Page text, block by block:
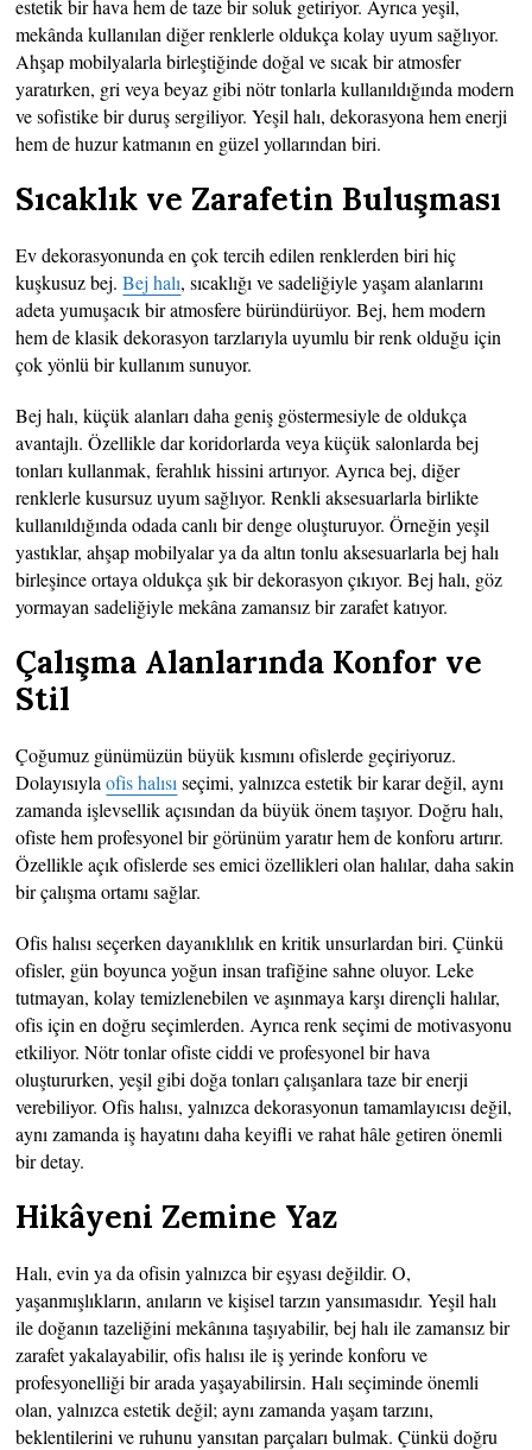
estetik bir hava hem de taze bir soluk getiriyor. Ayrıca yeşil,
mekânda kullanılan diğer renklerle oldukça kolay uyum sağlıyor.
Ahşap mobilyalarla birleştiğinde doğal ve sıcak bir atmosfer
yaratırken, gri veya beyaz gibi nötr tonlarla kullanıldığında modern
ve sofistike bir duruş sergiliyor. Yeşil halı, dekorasyona hem enerji
hem de huzur katmanın en güzel yollarından biri.
Sıcaklık ve Zarafetin Buluşması
Ev dekorasyonunda en çok tercih edilen renklerden biri hiç
kuşkusuz bej.Bej halı, sıcaklığı ve sadeliğiyle yaşam alanlarını
adeta yumuşacık bir atmosfere büründürüyor. Bej, hem modern
hem de klasik dekorasyon tarzlarıyla uyumlu bir renk olduğu için
çok yönlü bir kullanım sunuyor.
Bej halı, küçük alanları daha geniş göstermesiyle de oldukça
avantajlı. Özellikle dar koridorlarda veya küçük salonlarda bej
tonları kullanmak, ferahlık hissini artırıyor. Ayrıca bej, diğer
renklerle kusursuz uyum sağlıyor. Renkli aksesuarlarla birlikte
kullanıldığında odada canlı bir denge oluşturuyor. Örneğin yeşil
yastıklar, ahşap mobilyalar ya da altın tonlu aksesuarlarla bej halı
birleşince ortaya oldukça şık bir dekorasyon çıkıyor. Bej halı, göz
yormayan sadeliğiyle mekâna zamansız bir zarafet katıyor.
Çalışma Alanlarında Konfor ve
Stil
Çoğumuz günümüzün büyük kısmını ofislerde geçiriyoruz.
Dolayısıylaofis halısı seçimi, yalnızca estetik bir karar değil, aynı
zamanda işlevsellik açısından da büyük önem taşıyor. Doğru halı,
ofiste hem profesyonel bir görünüm yaratır hem de konforu artırır.
Özellikle açık ofislerde ses emici özellikleri olan halılar, daha sakin
bir çalışma ortamı sağlar.
Ofis halısı seçerken dayanıklılık en kritik unsurlardan biri. Çünkü
ofisler, gün boyunca yoğun insan trafiğine sahne oluyor. Leke
tutmayan, kolay temizlenebilen ve aşınmaya karşı dirençli halılar,
ofis için en doğru seçimlerden. Ayrıca renk seçimi de motivasyonu
etkiliyor. Nötr tonlar ofiste ciddi ve profesyonel bir hava
oluştururken, yeşil gibi doğa tonları çalışanlara taze bir enerji
verebiliyor. Ofis halısı, yalnızca dekorasyonun tamamlayıcısı değil,
aynı zamanda iş hayatını daha keyifli ve rahat hâle getiren önemli
bir detay.
Hikâyeni Zemine Yaz
Halı, evin ya da ofisin yalnızca bir eşyası değildir. O,
yaşanmışlıkların, anıların ve kişisel tarzın yansımasıdır. Yeşil halı
ile doğanın tazeliğini mekânına taşıyabilir, bej halı ile zamansız bir
zarafet yakalayabilir, ofis halısı ile iş yerinde konforu ve
profesyonelliği bir arada yaşayabilirsin. Halı seçiminde önemli
olan, yalnızca estetik değil; aynı zamanda yaşam tarzını,
beklentilerini ve ruhunu yansıtan parçaları bulmak. Çünkü doğru